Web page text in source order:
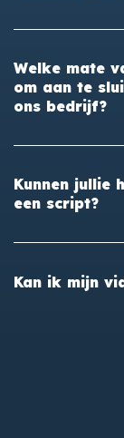
Welke mate
om aan te
ons bedrijf?
Kunnen jullie
een script?
Kan ik mijn